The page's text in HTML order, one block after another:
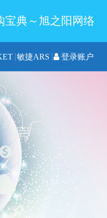
宝典～旭之阳网络
敏捷ARS 登录账户